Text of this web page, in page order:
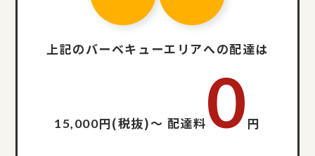
上記のバーベキューエリアへの配達は
15,000円(税抜)〜 配達料0 円